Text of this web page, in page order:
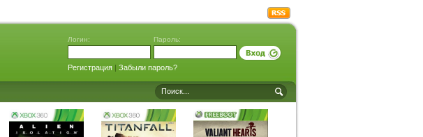
Логин: Пароль:
Регистрация| Забыли пароль?